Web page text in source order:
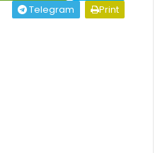
Telegram
Print